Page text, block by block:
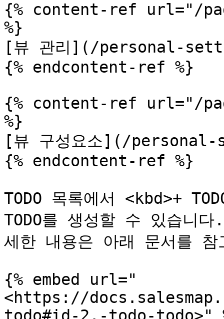
{% content-ref url="/
%}
[뷰 관리](/personal-
{% endcontent-ref %}
{% content-ref url="/
%}
[뷰 구성요소](/
{% endcontent-ref %}
TODO 목록에서 <kbd>+
TODO를 생성할 수 있습니
세한 내용은 아래 문서를 참
{% embed url="
<https://